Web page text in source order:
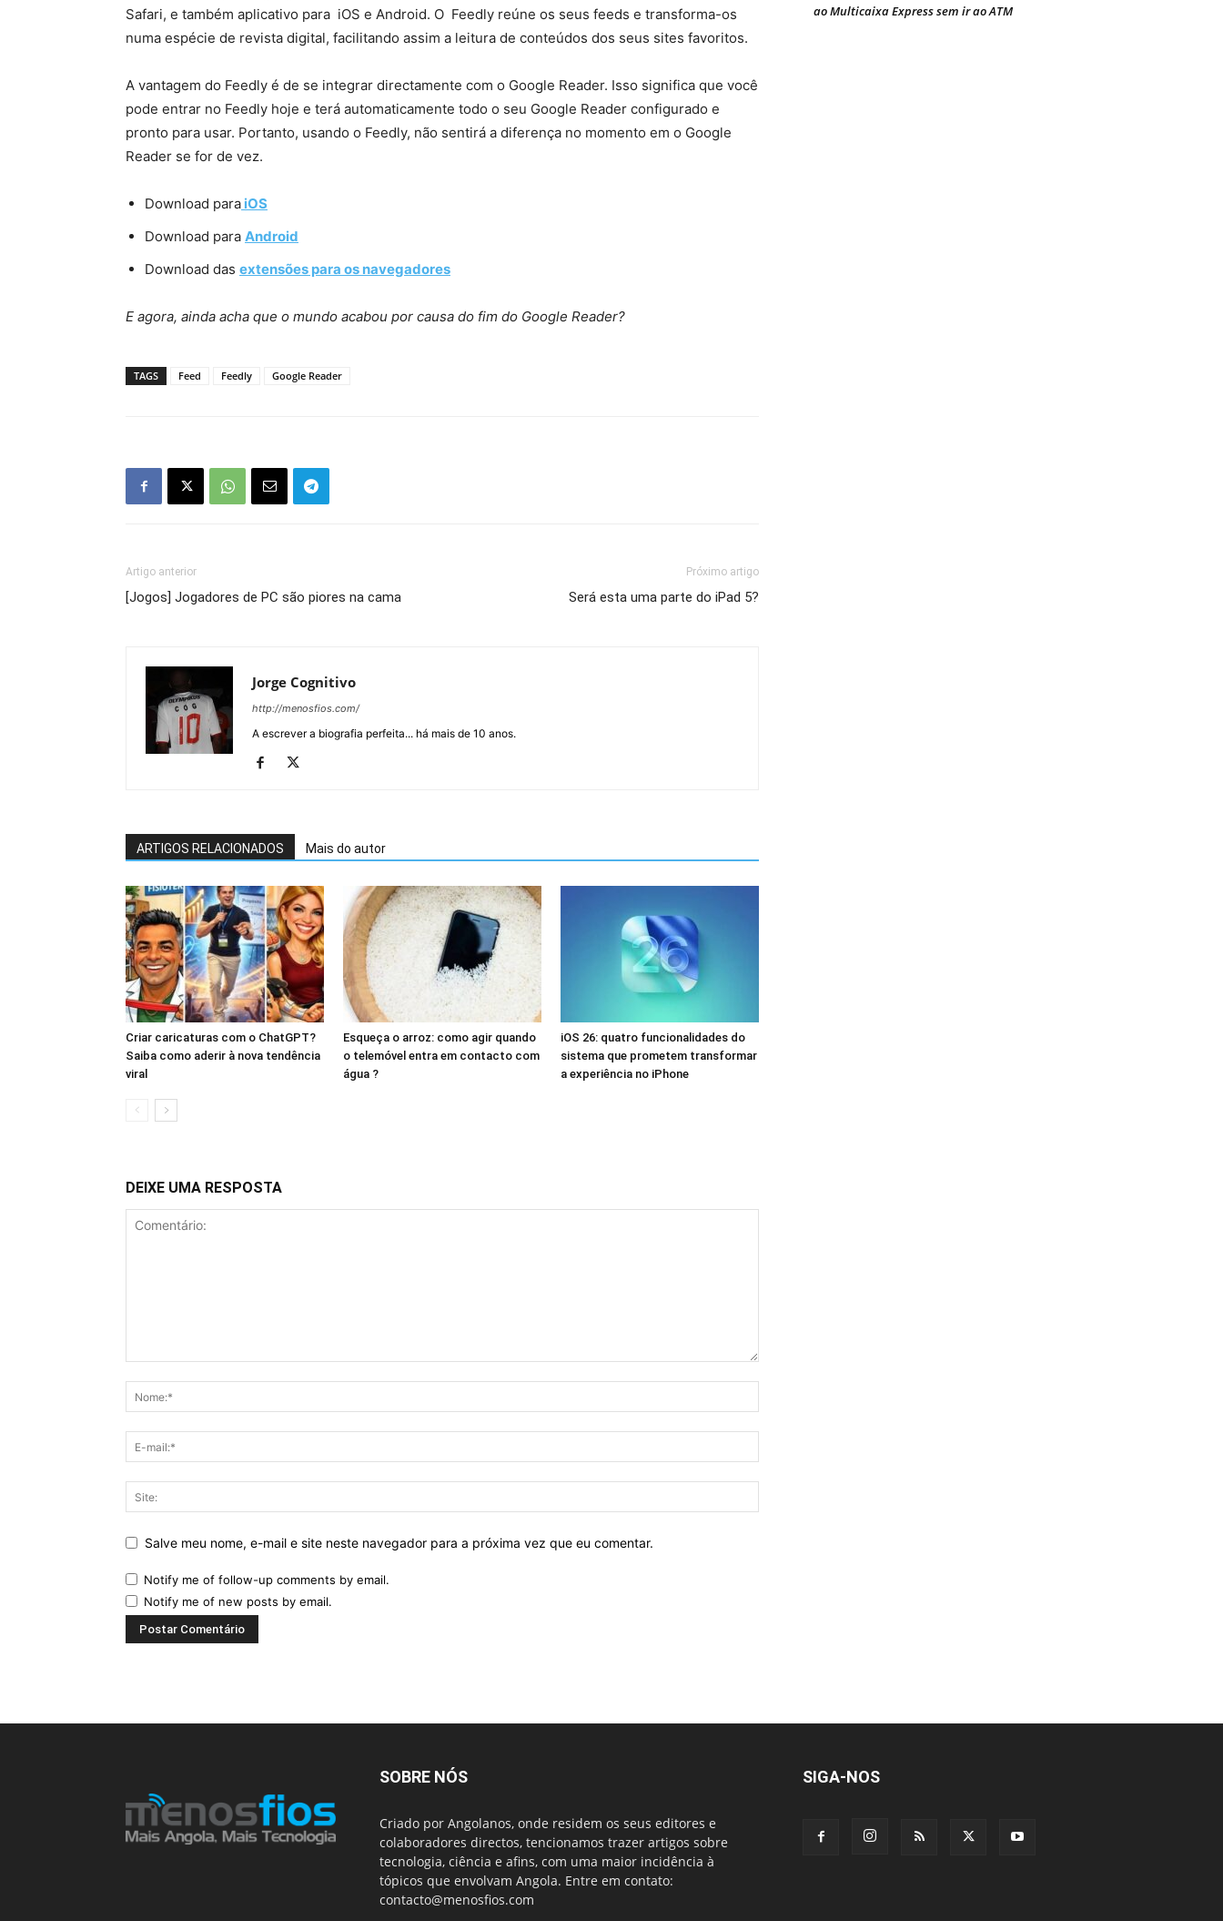
Safari, e também aplicativo para iOS e Android. O Feedly reúne os seus feeds e transforma-os
numa espécie de revista digital, facilitando assim a leitura de conteúdos dos seus sites favoritos.
A vantagem do Feedly é de se integrar directamente com o Google Reader. Isso significa que você
pode entrar no Feedly hoje e terá automaticamente todo o seu Google Reader configurado e
pronto para usar. Portanto, usando o Feedly, não sentirá a diferença no momento em o Google
Reader se for de vez.
Download para iOS
Download para Android
Download das extensões para os navegadores
E agora, ainda acha que o mundo acabou por causa do fim do Google Reader?
TAGS Feed Feedly Google Reader
Artigo anterior
[Jogos] Jogadores de PC são piores na cama
Próximo artigo
Será esta uma parte do iPad 5?
Jorge Cognitivo
http://menosfios.com/
A escrever a biografia perfeita... há mais de 10 anos.
ARTIGOS RELACIONADOS Mais do autor
Criar caricaturas com o ChatGPT?
Saiba como aderir à nova tendência
viral
Esqueça o arroz: como agir quando
o telemóvel entra em contacto com
água ?
iOS 26: quatro funcionalidades do
sistema que prometem transformar
a experiência no iPhone
DEIXE UMA RESPOSTA
Salve meu nome, e-mail e site neste navegador para a próxima vez que eu comentar.
Notify me of follow-up comments by email.
Notify me of new posts by email.
ao Multicaixa Express sem ir ao ATM
SOBRE NÓS
Criado por Angolanos, onde residem os seus editores e
colaboradores directos, tencionamos trazer artigos sobre
tecnologia, ciência e afins, com uma maior incidência à
tópicos que envolvam Angola. Entre em contato:
contacto@menosfios.com
SIGA-NOS